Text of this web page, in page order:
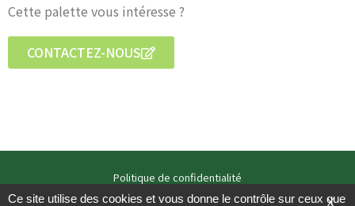
Cette palette vous intéresse ?
CONTACTEZ-NOUS
Politique de confidentialité
Mentions légales
X
Ce site utilise des cookies et vous donne le contrôle sur ceux que